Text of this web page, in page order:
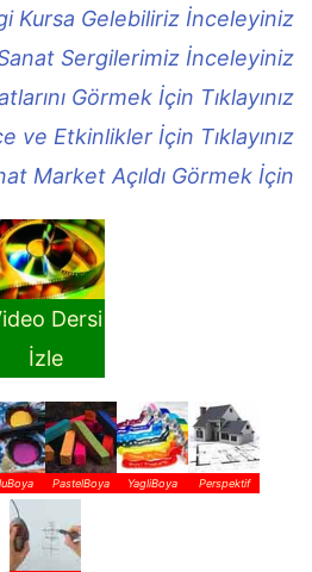
Kursa Gelebiliriz İnceleyiniz
Sergilerimiz İnceleyiniz
Görmek İçin Tıklayınız
ve Etkinlikler İçin Tıklayınız
Market Açıldı Görmek İçin
Dersi
İzle
PastelBoya YagliBoya Perspektif